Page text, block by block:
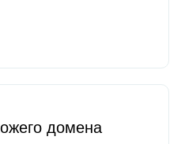
домена